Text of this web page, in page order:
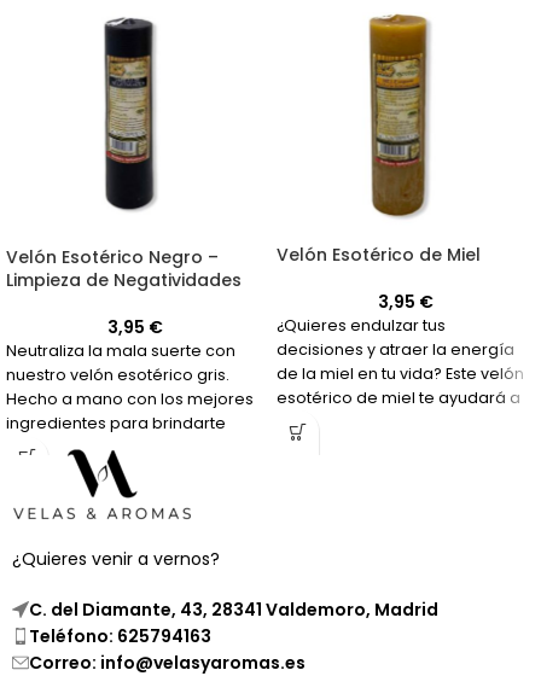
Velón Esotérico Negro –
Limpieza de Negatividades
3,95 €
Neutraliza la mala suerte con
nuestro velón esotérico gris.
Hecho a mano con los mejores
ingredientes para brindarte
protección y paz.
Velón Esotérico de Miel
3,95 €
¿Quieres endulzar tus
decisiones y atraer la energía
de la miel en tu vida? Este velón
esotérico de miel te ayudará a
hacerlo.
¿Quieres venir a vernos?
C. del Diamante, 43, 28341 Valdemoro, Madrid
Teléfono: 625794163
Correo: info@velasyaromas.es